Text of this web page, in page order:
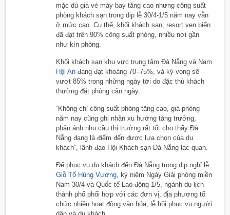
mặc dù giá vé máy bay tăng cao nhưng công suất
phòng khách sạn trong dịp lễ 30/4-1/5 năm nay vẫn
ở mức cao. Cụ thể, khối khách sạn, resort ven biển
đã đạt trên 90% công suất phòng, nhiều nơi gần
như kín phòng.
Khối khách sạn khu vực trung tâm Đà Nẵng và Nam
Hội An đang đạt khoảng 70–75%, và kỳ vọng sẽ
vượt 85% trong những ngày tới do đặc thù khách
thường đặt phòng cận ngày.
“Không chỉ công suất phòng tăng cao, giá phòng
năm nay cũng ghi nhận xu hướng tăng trưởng,
phản ánh nhu cầu thị trường rất tốt cho thấy Đà
Nẵng đang là điểm đến được lựa chọn của du
khách”, lãnh đạo Hội Khách sạn Đà Nẵng lạc quan.
Để phục vụ du khách đến Đà Nẵng trong dịp nghỉ lễ
Giỗ Tổ Hùng Vương , kỷ niệm Ngày Giải phóng miền
Nam 30/4 và Quốc tế Lao động 1/5, ngành du lịch
thành phố phối hợp với các đơn vị, địa phương tổ
chức nhiều hoạt động văn hóa, lễ hội phục vụ người